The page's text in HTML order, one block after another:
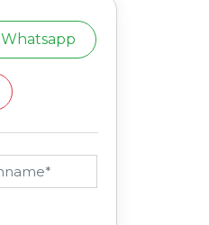
Whatsapp